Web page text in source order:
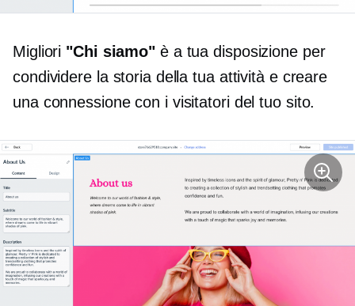
Migliori "Chi siamo" è a tua disposizione per
condividere la storia della tua attività e creare
una connessione con i visitatori del tuo sito.